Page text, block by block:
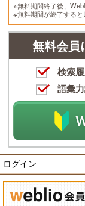
※無料期間終了後、
※無料期間が終了すると
無料会員
検索
語彙
ログイン